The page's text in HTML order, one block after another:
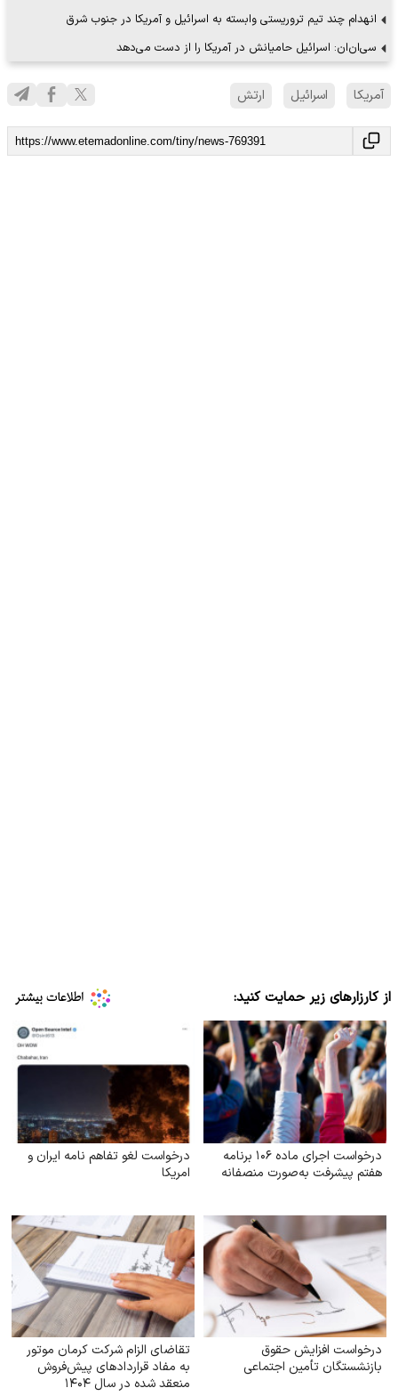
انهدام چند تیم تروریستی وابسته به اسرائیل و آمریکا در جنوب شرق
سی‌ان‌ان: اسرائیل حامیانش در آمریکا را از دست می‌دهد
آمریکا اسرائیل ارتش
از کارزارهای زیر حمایت کنید:
درخواست اجرای ماده ۱۰۶ برنامه
هفتم پیشرفت به‌صورت منصفانه
درخواست لغو تفاهم نامه ایران و
امریکا
درخواست افزایش حقوق
بازنشستگان تأمین اجتماعی
تقاضای الزام شرکت کرمان موتور
به مفاد قراردادهای پیش‌فروش
منعقد شده در سال ۱۴۰۴